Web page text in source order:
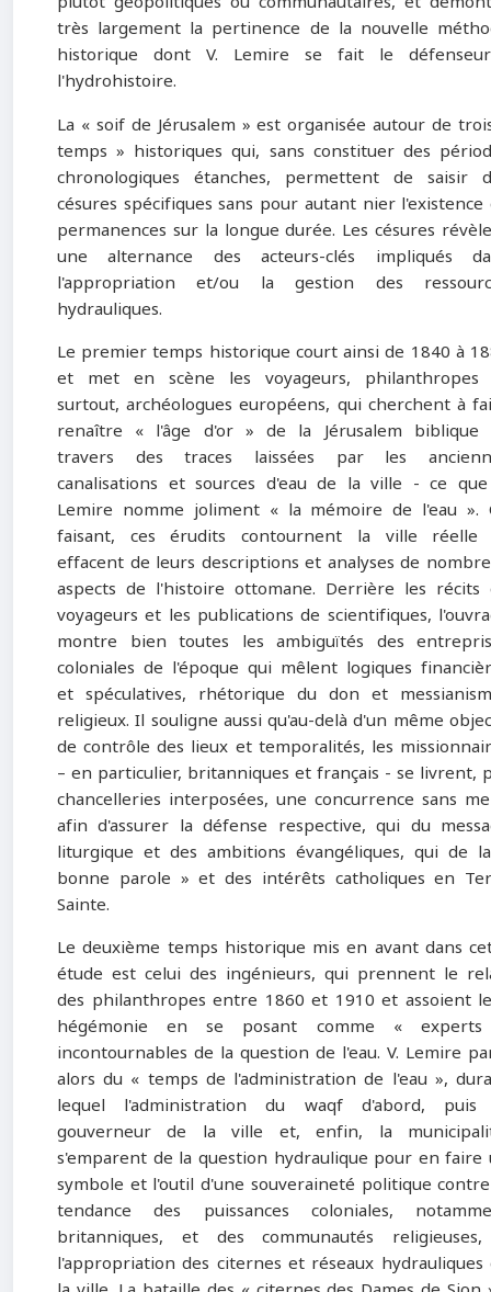
très largement la pertinence de la nouvelle
historique dont V. Lemire se fait le
l'hydrohistoire.
La « soif de Jérusalem » est organisée autour de
temps » historiques qui, sans constituer des
chronologiques étanches, permettent de saisir
césures spécifiques sans pour autant nier l'existence
permanences sur la longue durée. Les césures
une alternance des acteurs-clés impliqués
l'appropriation et/ou la gestion des
hydrauliques.
Le premier temps historique court ainsi de 1840 à
et met en scène les voyageurs,
surtout, archéologues européens, qui cherchent à
renaître « l'âge d'or » de la Jérusalem biblique
travers des traces laissées par les
canalisations et sources d'eau de la ville - ce
Lemire nomme joliment « la mémoire de l'eau ».
faisant, ces érudits contournent la ville
effacent de leurs descriptions et analyses de
aspects de l'histoire ottomane. Derrière les récits
voyageurs et les publications de scientifiques,
montre bien toutes les ambiguïtés des
coloniales de l'époque qui mêlent logiques
et spéculatives, rhétorique du don et
religieux. Il souligne aussi qu'au-delà d'un même
de contrôle des lieux et temporalités, les
– en particulier, britanniques et français - se livrent,
chancelleries interposées, une concurrence sans
afin d'assurer la défense respective, qui du
liturgique et des ambitions évangéliques, qui de
bonne parole » et des intérêts catholiques en
Sainte.
Le deuxième temps historique mis en avant dans
étude est celui des ingénieurs, qui prennent le
des philanthropes entre 1860 et 1910 et assoient
hégémonie en se posant comme «
incontournables de la question de l'eau. V. Lemire
alors du « temps de l'administration de l'eau »,
lequel l'administration du waqf d'abord,
gouverneur de la ville et, enfin, la
s'emparent de la question hydraulique pour en faire
symbole et l'outil d'une souveraineté politique
tendance des puissances coloniales,
britanniques, et des communautés
l'appropriation des citernes et réseaux hydrauliques